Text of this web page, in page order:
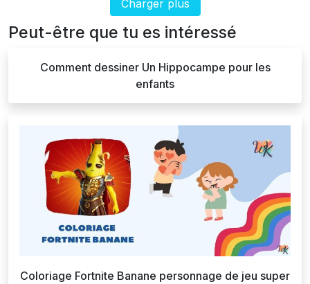
Charger plus
Peut-être que tu es intéressé
Comment dessiner Un Hippocampe pour les
enfants
Coloriage Fortnite Banane personnage de jeu super